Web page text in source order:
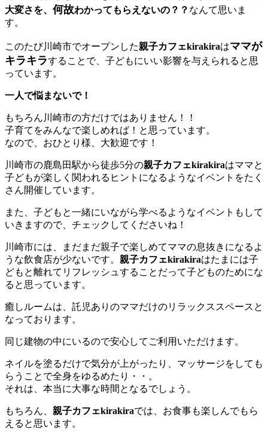
大変さを、 何故わかってもらえないの？？ なんて思いま
す。
このたび川崎市でオープンした親子カフェkirakiraはママが
キラキラすることで、子どもにいい影響を与えられると思
っています。
一人で悩まないで！
もちろん川崎市の方だけではありません！！
子育てをみんなで楽しめれば！と思っています。
なので、おひとり様、大歓迎です！
川崎市の鹿島田駅から徒歩5分の親子カフェkirakiraはママと
子どもが楽しく関われるヒントになるようなイベントをたく
さん開催しています。
また、子どもと一緒にいながら学べるようなイベントもして
いきますので、チェックしてくださいね！
川崎市には、まだまだ親子で楽しめてママの息抜きになるよ
うな飲食店が少ないです。 親子カフェkirakiraはたまには子
どもと離れてリフレッシュすることだって子どものためにな
ると思っています。
癒しルームは、託児ありのママだけのリラックススペースと
なっております。
同じ建物の中にいるので安心してご利用いただけます。
ネイルを塗るだけで気分が上がったり、マッサージをしても
らうことで全身をゆるめたり・・。
それは、本当に大事な時間となるでしょう。
もちろん、 親子カフェkirakiraでは、お食事も楽しんでもら
えると思います。